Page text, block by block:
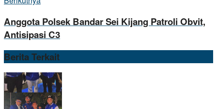
Anggota Polsek Bandar Sei Kijang Patroli Obvit,
Antisipasi C3
BeritaTerkait